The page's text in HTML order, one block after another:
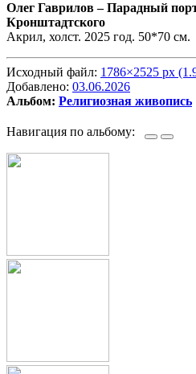
Олег Гаврилов –Парадный
Кронштадтского
Акрил, холст. 2025 год. 50*70 см.
Исходный файл: 1786×2525 px
Добавлено: 03.06.2026
Альбом: Религиозная живопись
Навигация по альбому: